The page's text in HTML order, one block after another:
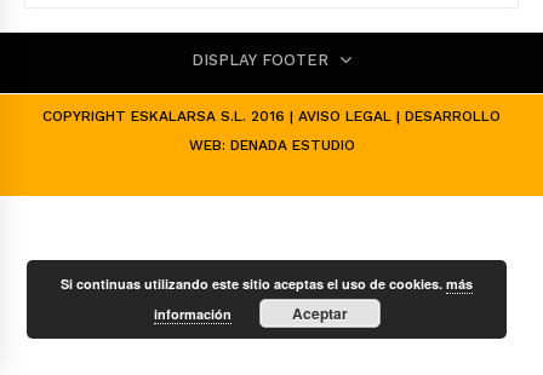
DISPLAY FOOTER
COPYRIGHT ESKALARSA S.L. 2016 | AVISO LEGAL | DESARROLLO
WEB: DENADA ESTUDIO
Si continuas utilizando este sitio aceptas el uso de cookies.más
información
Aceptar